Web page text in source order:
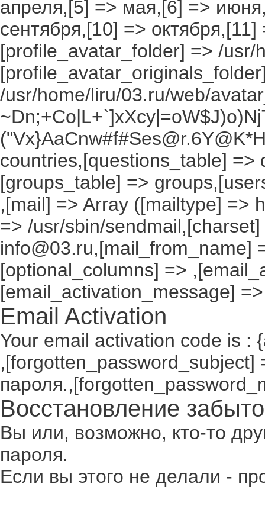
апреля,[5] => мая,[6] =>
сентября,[10] =>
[profile_avatar_folder] => /
/usr/home/liru/03.ru/web/
countries,[questions_table]
[groups_table] =>
,[mail] => Array ([mailtype] =>
=> /usr/sbin/
info@03.ru,[mail_from_name]
[optional_columns] =>
[email_activation_message] =>
Email Activation
Your email activation code is :
,[forgotten_password_subject]
Восстановление
Вы или, возможно, кто-то
пароля.
Если вы этого не делали -